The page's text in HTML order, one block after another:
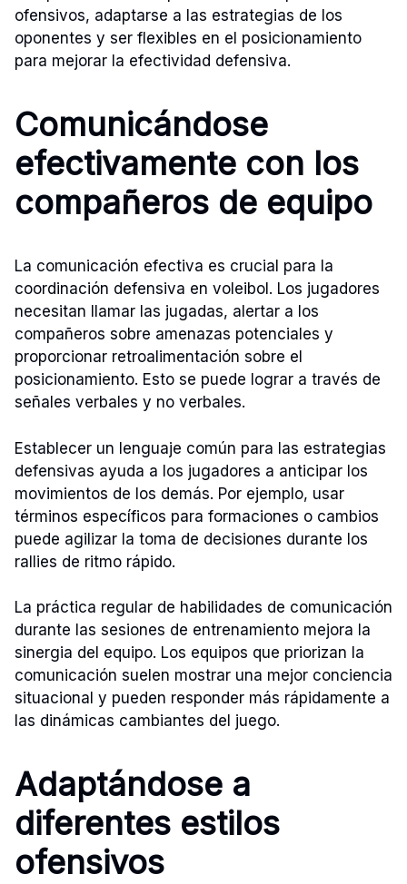
ofensivos, adaptarse a las estrategias de los
oponentes y ser flexibles en el posicionamiento
para mejorar la efectividad defensiva.
Comunicándose
efectivamente con los
compañeros de equipo
La comunicación efectiva es crucial para la
coordinación defensiva en voleibol. Los jugadores
necesitan llamar las jugadas, alertar a los
compañeros sobre amenazas potenciales y
proporcionar retroalimentación sobre el
posicionamiento. Esto se puede lograr a través de
señales verbales y no verbales.
Establecer un lenguaje común para las estrategias
defensivas ayuda a los jugadores a anticipar los
movimientos de los demás. Por ejemplo, usar
términos específicos para formaciones o cambios
puede agilizar la toma de decisiones durante los
rallies de ritmo rápido.
La práctica regular de habilidades de comunicación
durante las sesiones de entrenamiento mejora la
sinergia del equipo. Los equipos que priorizan la
comunicación suelen mostrar una mejor conciencia
situacional y pueden responder más rápidamente a
las dinámicas cambiantes del juego.
Adaptándose a
diferentes estilos
ofensivos